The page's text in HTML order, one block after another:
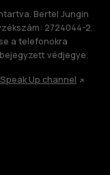
Bertel Jungin
2724044-2.
a telefonokra
védjegye.
Speak Up channel